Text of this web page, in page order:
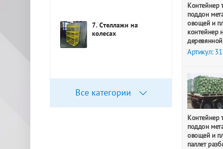
7. Стеллажи на
колесах
Все категории
Контейнер
поддон
овощей и
контейнер
Артикул:
Контейнер
поддон
овощей и
паллет